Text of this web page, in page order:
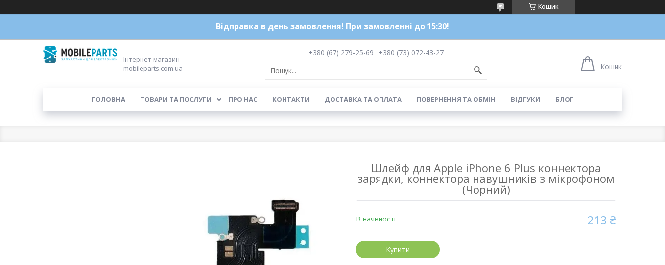
Кошик
Відправка в день замовлення! При замовленні до 15:30!
Інтернет-магазин
mobileparts.com.ua
+380 (67) 279-25-69
+380 (73) 072-43-27
Кошик
ГОЛОВНА ТОВАРИ ТА ПОСЛУГИ ПРО НАС КОНТАКТИ ДОСТАВКА ТА ОПЛАТА ПОВЕРНЕННЯ ТА ОБМІН ВІДГУКИ БЛОГ
Шлейф для Apple iPhone 6 Plus коннектора
зарядки, коннектора навушників з мікрофоном
(Чорний)
В наявності 213 ₴
Купити